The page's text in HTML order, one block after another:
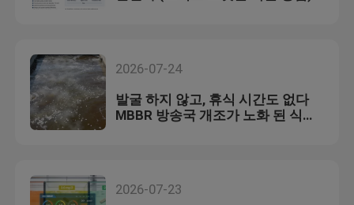
2026-07-24
발굴 하지 않고, 휴식 시간도 없다
MBBR 방송국 개조가 노화 된 식물
2026-07-23